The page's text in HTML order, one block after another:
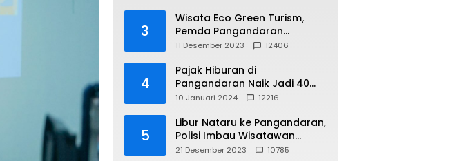
3
Wisata Eco Green Turism,
Pemda Pangandaran
Gandeng PLN
11 Desember 2023 12406
4
Pajak Hiburan di
Pangandaran Naik Jadi 40
Persen
10 Januari 2024 12216
5
Libur Nataru ke Pangandaran,
Polisi Imbau Wisatawan
Gunakan Jalur Arteri
21 Desember 2023 10785